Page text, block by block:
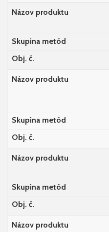
Názov produktu
Skupina metód
Obj. č.
Názov produktu
Skupina metód
Obj. č.
Názov produktu
Skupina metód
Obj. č.
Názov produktu